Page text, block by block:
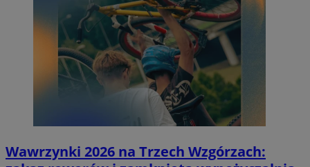
Wawrzynki 2026 na Trzech Wzgórzach: